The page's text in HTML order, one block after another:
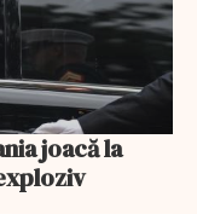
joacă la